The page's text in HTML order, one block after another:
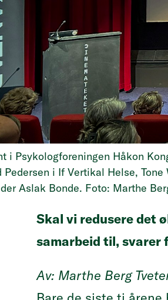
i Psykologforeningen Håkon
Pedersen i If Vertikal Helse,
Aslak Bonde. Foto: Marthe
Skal vi redusere det
samarbeid til, svarer
Av: Marthe Berg